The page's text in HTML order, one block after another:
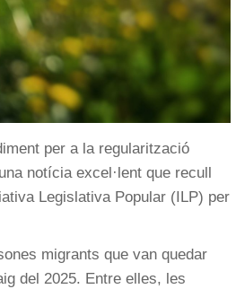
per a la regularització
notícia excel·lent que recull
Legislativa Popular (ILP) per
migrants que van quedar
del 2025. Entre elles, les